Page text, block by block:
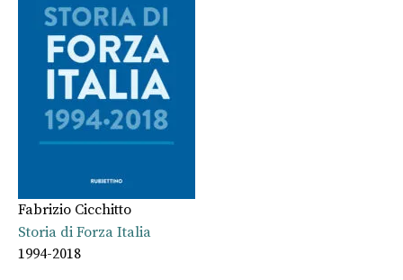
Fabrizio Cicchitto
Storia di Forza Italia
1994-2018